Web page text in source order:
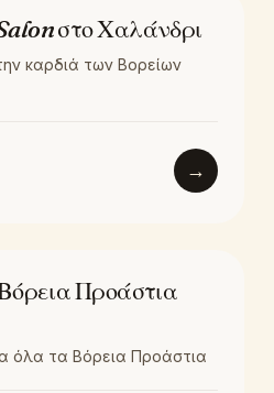
στο Χαλάνδρι
καρδιά των Βορείων
→
Προάστια
όλα τα Βόρεια Προάστια